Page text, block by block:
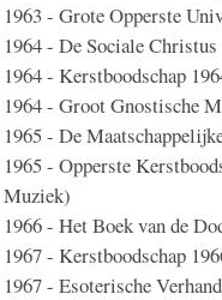
1963 - Grote Opperste
1964 - De Sociale Christus
1964 - Kerstboodschap
1964 - Groot Gnostische
1965 - De
1965 - Opperste
Muziek)
1966 - Het Boek van de
1967 - Kerstboodschap
1967 - Esoterische